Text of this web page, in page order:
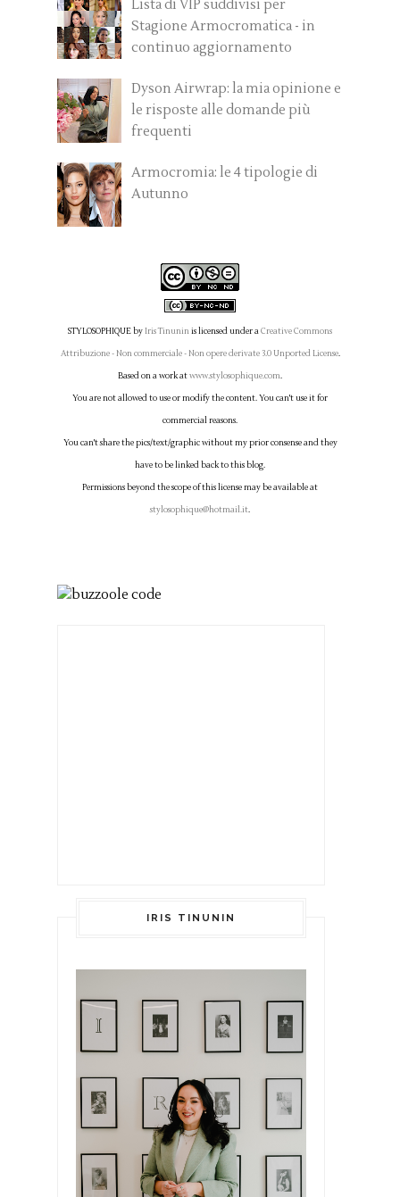
Lista di VIP suddivisi per
Stagione Armocromatica - in
continuo aggiornamento
Dyson Airwrap: la mia opinione e
le risposte alle domande più
frequenti
Armocromia: le 4 tipologie di
Autunno
STYLOSOPHIQUE byIris Tinuninis licensed under aCreative Commons
Attribuzione - Non commerciale - Non opere derivate 3.0 Unported License.
Based on a work atwww.stylosophique.com.
You are not allowed to use or modify the content. You can't use it for
commercial reasons.
You can't share the pics/text/graphic without my prior consense and they
have to be linked back to this blog.
Permissions beyond the scope of this license may be available at
stylosophique@hotmail.it.
IRIS TINUNIN